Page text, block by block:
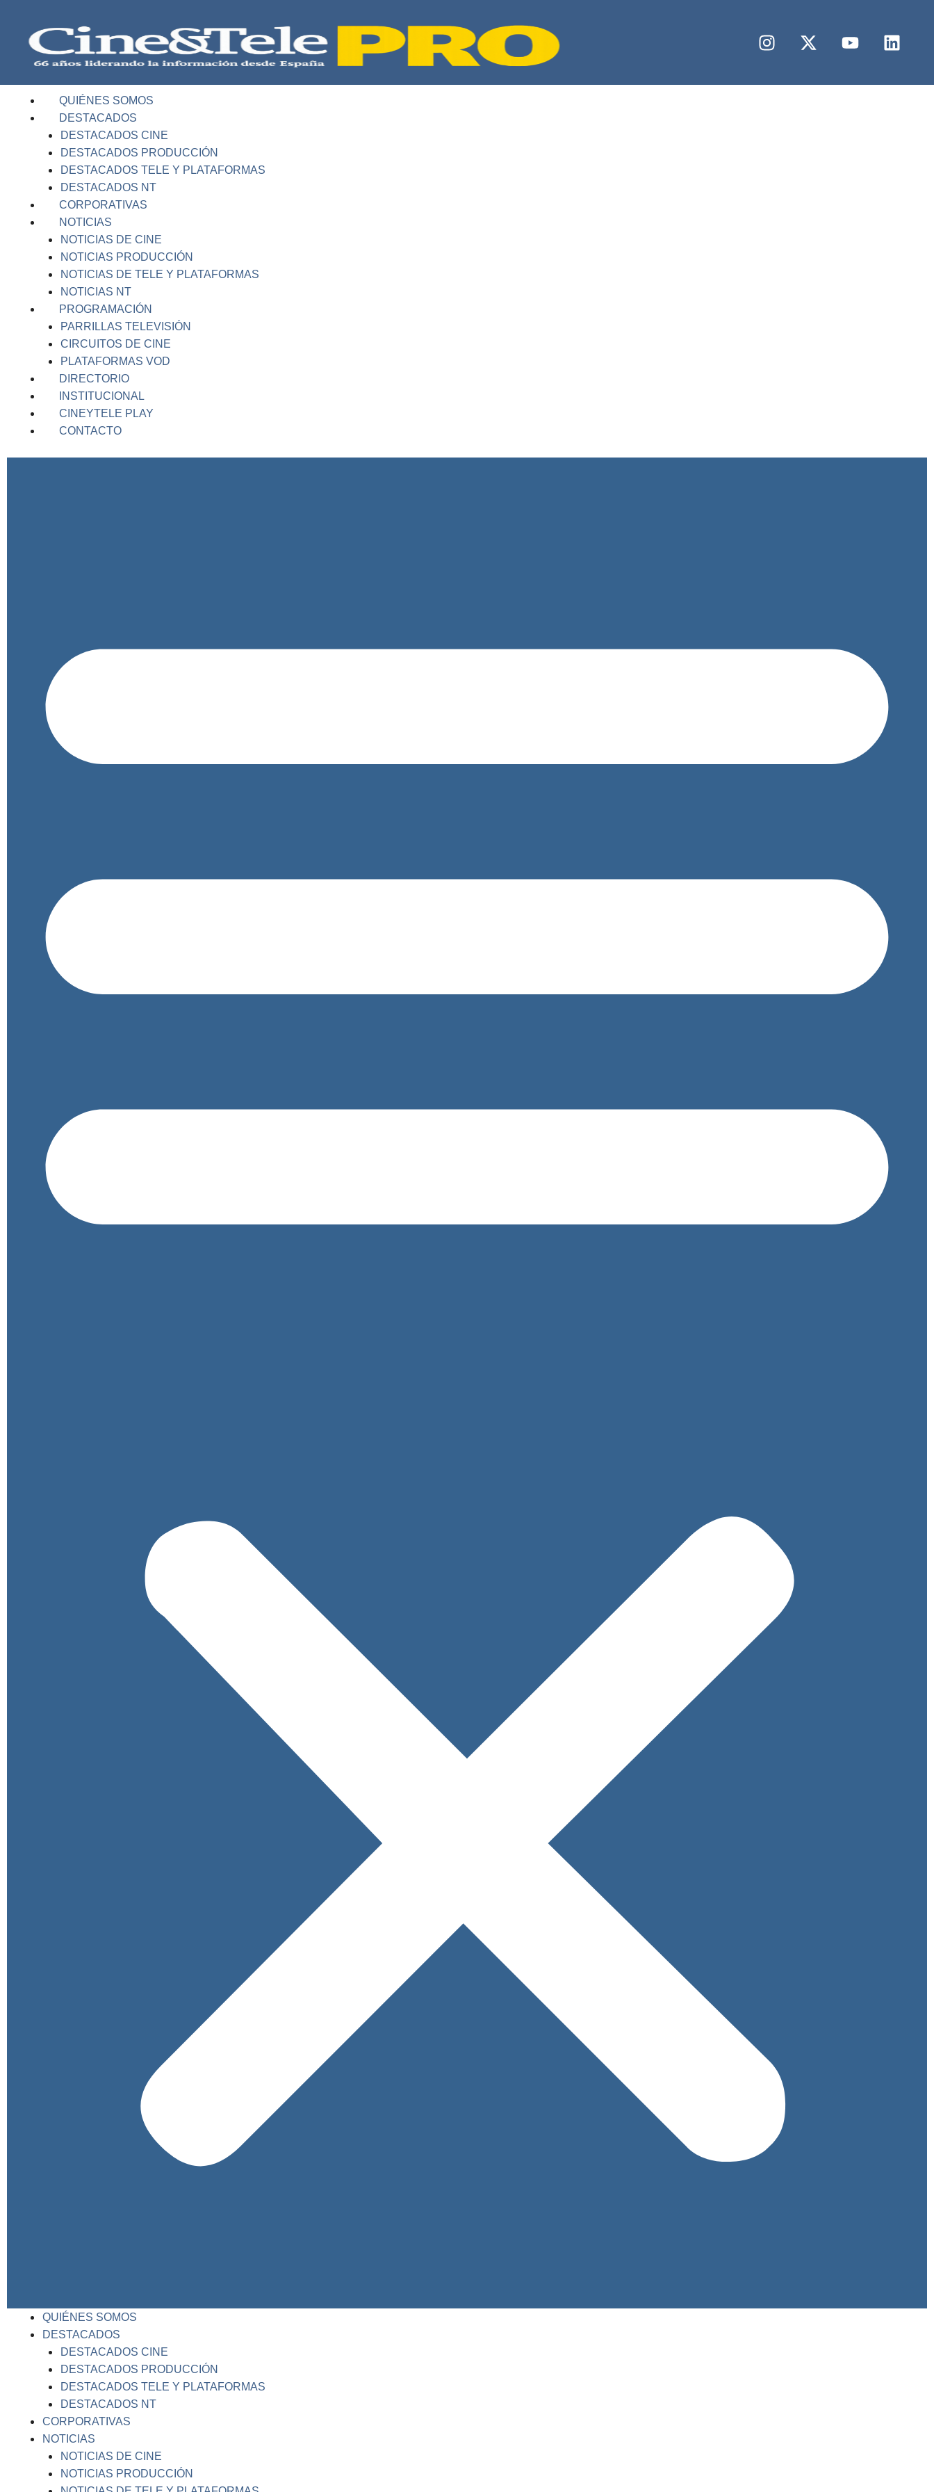
QUIÉNES SOMOS
DESTACADOS
DESTACADOS CINE
DESTACADOS PRODUCCIÓN
DESTACADOS TELE Y PLATAFORMAS
DESTACADOS NT
CORPORATIVAS
NOTICIAS
NOTICIAS DE CINE
NOTICIAS PRODUCCIÓN
NOTICIAS DE TELE Y PLATAFORMAS
NOTICIAS NT
PROGRAMACIÓN
PARRILLAS TELEVISIÓN
CIRCUITOS DE CINE
PLATAFORMAS VOD
DIRECTORIO
INSTITUCIONAL
CINEYTELE PLAY
CONTACTO
QUIÉNES SOMOS
DESTACADOS
DESTACADOS CINE
DESTACADOS PRODUCCIÓN
DESTACADOS TELE Y PLATAFORMAS
DESTACADOS NT
CORPORATIVAS
NOTICIAS
NOTICIAS DE CINE
NOTICIAS PRODUCCIÓN